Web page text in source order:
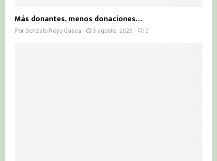
Más donantes, menos donaciones…
Por Gonzalo Royo Gasca 3 agosto, 2026 0